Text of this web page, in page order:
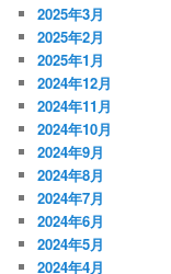
2025年3月
2025年2月
2025年1月
2024年12月
2024年11月
2024年10月
2024年9月
2024年8月
2024年7月
2024年6月
2024年5月
2024年4月